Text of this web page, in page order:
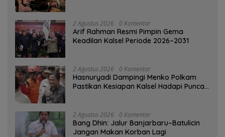
2 Agustus 2026 0 Komentar
Arif Rahman Resmi Pimpin Gema
Keadilan Kalsel Periode 2026–2031
2 Agustus 2026 0 Komentar
Hasnuryadi Dampingi Menko Polkam
Pastikan Kesiapan Kalsel Hadapi Puncak
2 Agustus 2026 0 Komentar
Bang Dhin: Jalur Banjarbaru–Batulicin
Jangan Makan Korban Lagi